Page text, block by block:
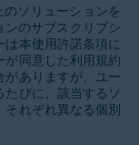
ソリューションを
のサブスクリプシ
は本使用許諾条項に
同意した利用規約
ありますが、ユー
びに、該当するソ
それぞれ異なる個別